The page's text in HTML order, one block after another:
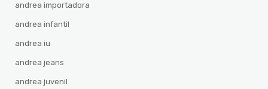
andrea importadora
andrea infantil
andrea iu
andrea jeans
andrea juvenil